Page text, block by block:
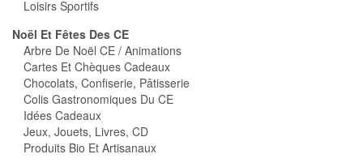
Loisirs Sportifs
Noël Et Fêtes Des CE
Arbre De Noël CE / Animations
Cartes Et Chèques Cadeaux
Chocolats, Confiserie, Pâtisserie
Colis Gastronomiques Du CE
Idées Cadeaux
Jeux, Jouets, Livres, CD
Produits Bio Et Artisanaux